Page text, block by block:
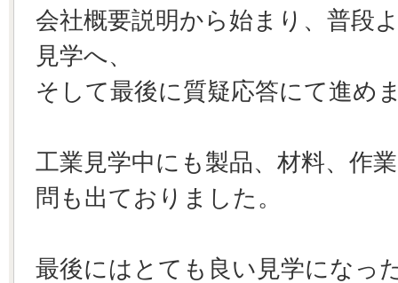
会社概要説明から始まり、普段
見学へ、
そして最後に質疑応答にて進め
工業見学中にも製品、材料、作
問も出ておりました。
最後にはとても良い見学になっ